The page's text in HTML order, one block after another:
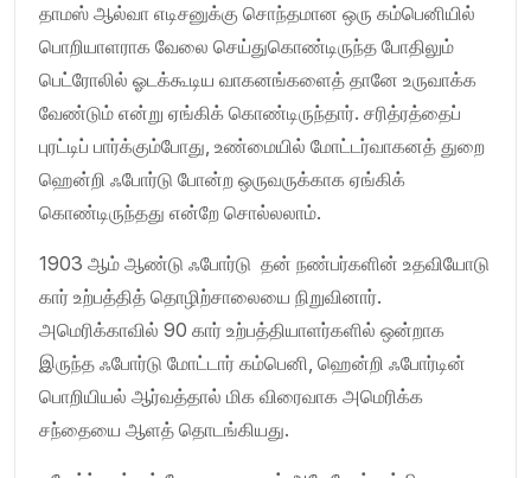
தாமஸ் ஆல்வா எடிசனுக்கு சொந்தமான ஒரு கம்பெனியில்
பொறியாளராக வேலை செய்துகொண்டிருந்த போதிலும்
பெட்ரோலில் ஓடக்கூடிய வாகனங்களைத் தானே உருவாக்க
வேண்டும் என்று ஏங்கிக் கொண்டிருந்தார். சரித்ரத்தைப்
புரட்டிப் பார்க்கும்போது, உண்மையில் மோட்டர்வாகனத் துறை
ஹென்றி ஃபோர்டு போன்ற ஒருவருக்காக ஏங்கிக்
கொண்டிருந்தது என்றே சொல்லலாம்.
1903 ஆம் ஆண்டு ஃபோர்டு தன் நண்பர்களின் உதவியோடு
கார் உற்பத்தித் தொழிற்சாலையை நிறுவினார்.
அமெரிக்காவில் 90 கார் உற்பத்தியாளர்களில் ஒன்றாக
இருந்த ஃபோர்டு மோட்டார் கம்பெனி, ஹென்றி ஃபோர்டின்
பொறியியல் ஆர்வத்தால் மிக விரைவாக அமெரிக்க
சந்தையை ஆளத் தொடங்கியது.